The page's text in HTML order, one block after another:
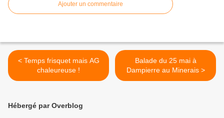
Ajouter un commentaire
< Temps frisquet mais AG
chaleureuse !
Balade du 25 mai à
Dampierre au Minerais >
Hébergé par Overblog